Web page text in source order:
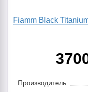
Fiamm Black
Производитель